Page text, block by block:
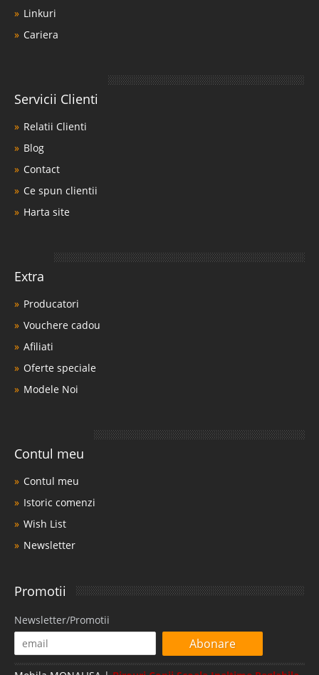
Linkuri
Cariera
Servicii Clienti
Relatii Clienti
Blog
Contact
Ce spun clientii
Harta site
Extra
Producatori
Vouchere cadou
Afiliati
Oferte speciale
Modele Noi
Contul meu
Contul meu
Istoric comenzi
Wish List
Newsletter
Promotii
Newsletter/Promotii
Abonare